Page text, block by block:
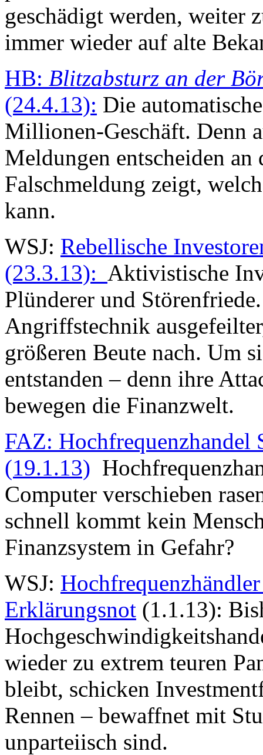
geschädigt werden, weiter
immer wieder auf alte
HB: Blitzabsturz an der
(24.4.13): Die
Millionen-Geschäft. Denn
Meldungen entscheiden
Falschmeldung zeigt,
kann.
WSJ: Rebellische
(23.3.13): Aktivistische
Plünderer und
Angriffstechnik
größeren Beute nach. Um
entstanden – denn ihre
bewegen die Finanzwelt.
FAZ: Hochfrequenzhandel
(19.1.13)
Computer verschieben
schnell kommt kein
Finanzsystem in Gefahr?
WSJ:
Erklärungsnot (1.1.13):
wieder zu extrem teuren
bleibt, schicken
Rennen – bewaffnet mit
unparteiisch sind.